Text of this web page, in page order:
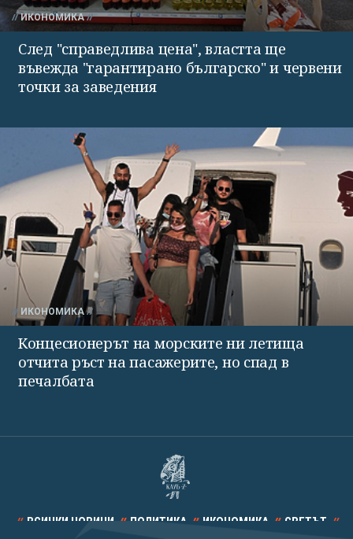
ИКОНОМИКА
След "справедлива цена", властта ще
въвежда "гарантирано българско" и червени
точки за заведения
ИКОНОМИКА
Концесионерът на морските ни летища
отчита ръст на пасажерите, но спад в
печалбата
ВСИЧКИ НОВИНИ ПОЛИТИКА ИКОНОМИКА СВЕТЪТ